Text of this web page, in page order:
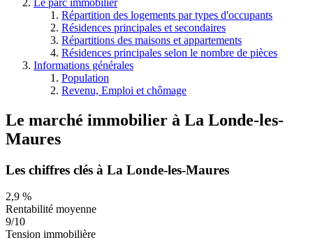
Le parc immobilier
Répartition des logements par types d'occupants
Résidences principales et secondaires
Répartitions des maisons et appartements
Résidences principales selon le nombre de pièces
Informations générales
Population
Revenu, Emploi et chômage
Le marché immobilier à La Londe-les-
Maures
Les chiffres clés à La Londe-les-Maures
2,9 %
Rentabilité moyenne
9/10
Tension immobilière